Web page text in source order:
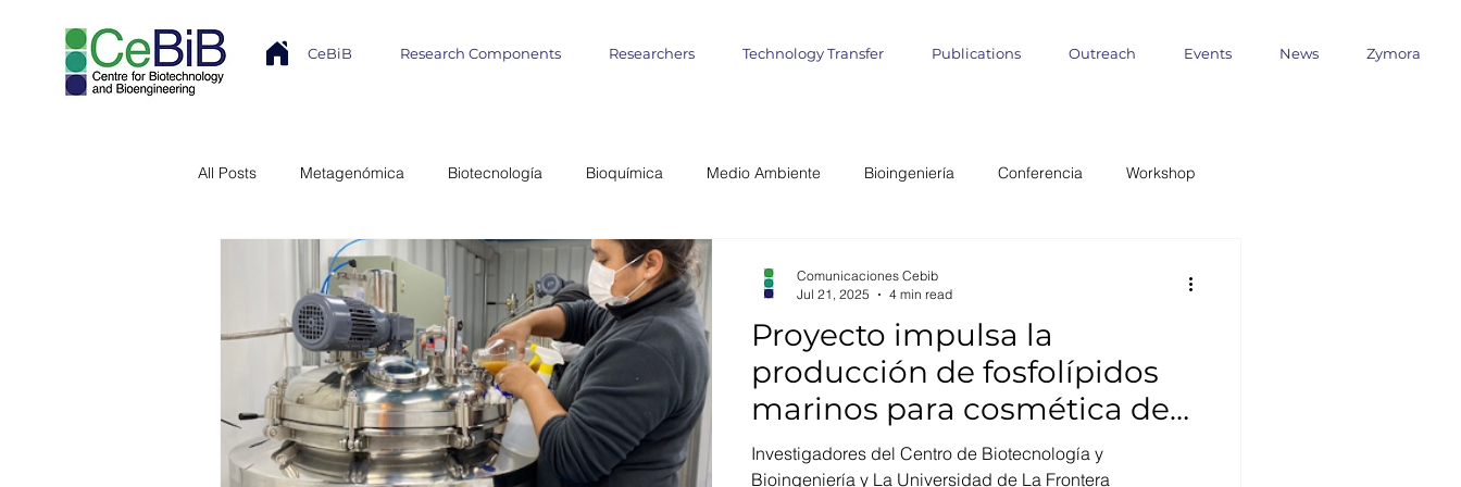
CeBiB Research Components Researchers Technology Transfer Publications Outreach Events News Zymora
All Posts Metagenómica Biotecnología Bioquímica Medio Ambiente Bioingeniería Conferencia Workshop
Transferencia Tecnológica Start up Emprendimientos
Núcleo Milenio MASH Modelamiento Matemático Cultivo de Algas agronomía marina ANID
Colaboración Internacional Inteligencia Artificial Informática
Proyecto impulsa la
producción de fosfolípidos
marinos para cosmética de
alta eficacia
Investigadores del Centro de Biotecnología y
Bioingeniería y La Universidad de La Frontera
Comunicaciones Cebib
Jul 21, 2025
4 min read